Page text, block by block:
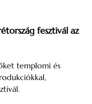
fesztivál az
templomi és